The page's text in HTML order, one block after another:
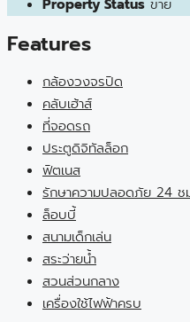
Property Status ขาย
Features
กล้องวงจรปิด
คลับเฮ้าส์
ที่จอดรถ
ประตูดิจิทัลล็อก
ฟิตเนส
รักษาความปลอดภัย 24 ช
ล็อบบี้
สนามเด็กเล่น
สระว่ายน้ำ
สวนส่วนกลาง
เครื่องใช้ไฟฟ้าครบ